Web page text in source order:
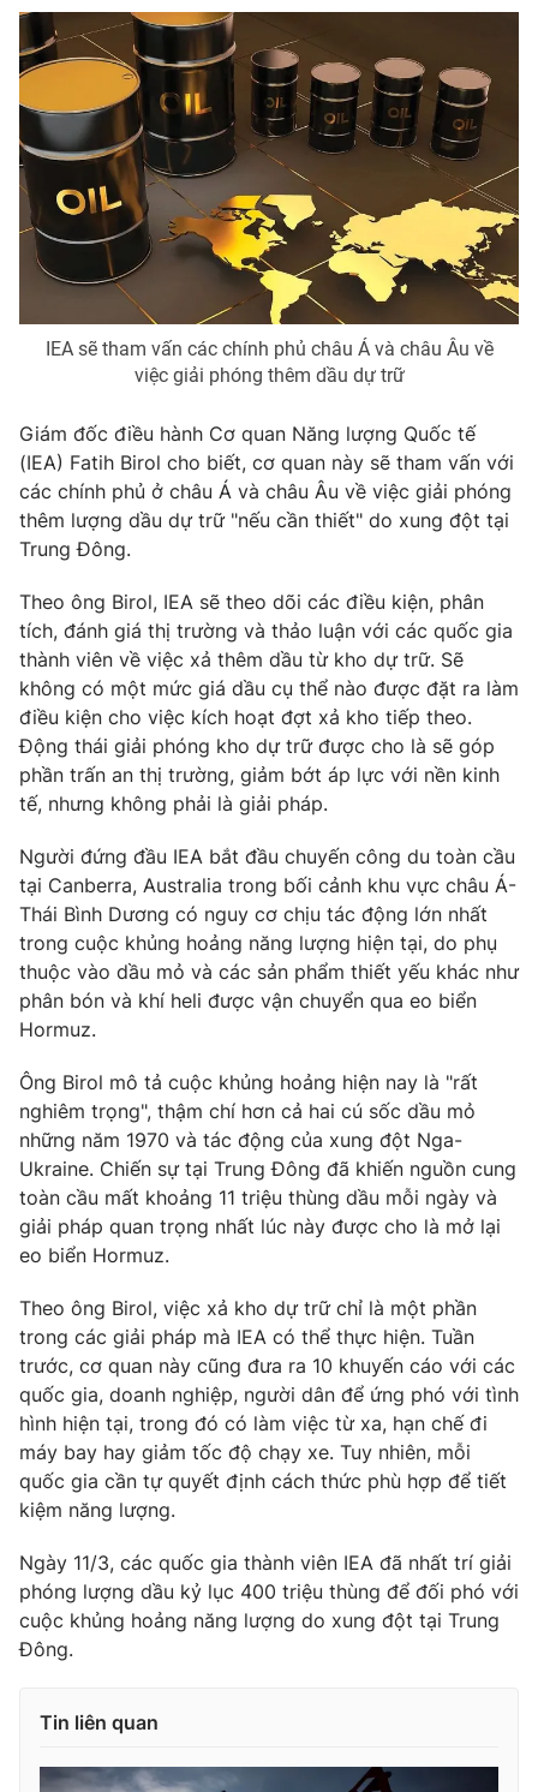
Thế giới đó đây
Câu chuyện quốc tế
Tài chính
Góc doanh nghiệp
Dữ liệu và đời sống
Truyền hình
Phim VTV
Hậu trường
Nhân vật
Khán giả
Giải trí
Điện ảnh
Sao
Đời sống
Du lịch
Chất lượng cuộc sống
Giáo dục
Học trực tuyến
Hitech Công nghệ tương lai
Sản phẩm
Thị trường
Tư vấn
Giao lưu trực tuyến
Lịch phát sóng
Chuyên mục khác
Emagazine Podcast
Photo Infographic
VTV Money VTV Thể thao
VTV Sức khoẻ Bất động sản
Thị trường 24h
VTV4 Vươn mình bằng AI
VTV9 VTV8
Liên hệ tòa soạn English
THỜI BÁO VTV
Theo dõi báo trên
Cơ quan chủ quản:Đài Truyền hình Việt Nam
Cơ quan báo chí:Thời báo VTV
Giấy phép hoạt động báo in và báo điện tử số 483/GP-BTTTT
cấp ngày 29/12/2023
Phó Tổng Biên tập:
Nguyễn Trọng Ninh
Tổng đài VTV:024.38 355 931 - 024.38 355 932
IEA sẽ tham vấn các chính phủ châu Á và châu Âu về
việc giải phóng thêm dầu dự trữ
Giám đốc điều hành Cơ quan Năng lượng Quốc tế
(IEA) Fatih Birol cho biết, cơ quan này sẽ tham vấn với
các chính phủ ở châu Á và châu Âu về việc giải phóng
thêm lượng dầu dự trữ "nếu cần thiết" do xung đột tại
Trung Đông.
Theo ông Birol, IEA sẽ theo dõi các điều kiện, phân
tích, đánh giá thị trường và thảo luận với các quốc gia
thành viên về việc xả thêm dầu từ kho dự trữ. Sẽ
không có một mức giá dầu cụ thể nào được đặt ra làm
điều kiện cho việc kích hoạt đợt xả kho tiếp theo.
Động thái giải phóng kho dự trữ được cho là sẽ góp
phần trấn an thị trường, giảm bớt áp lực với nền kinh
tế, nhưng không phải là giải pháp.
Người đứng đầu IEA bắt đầu chuyến công du toàn cầu
tại Canberra, Australia trong bối cảnh khu vực châu Á-
Thái Bình Dương có nguy cơ chịu tác động lớn nhất
trong cuộc khủng hoảng năng lượng hiện tại, do phụ
thuộc vào dầu mỏ và các sản phẩm thiết yếu khác như
phân bón và khí heli được vận chuyển qua eo biển
Hormuz.
Ông Birol mô tả cuộc khủng hoảng hiện nay là "rất
nghiêm trọng", thậm chí hơn cả hai cú sốc dầu mỏ
những năm 1970 và tác động của xung đột Nga-
Ukraine. Chiến sự tại Trung Đông đã khiến nguồn cung
toàn cầu mất khoảng 11 triệu thùng dầu mỗi ngày và
giải pháp quan trọng nhất lúc này được cho là mở lại
eo biển Hormuz.
Theo ông Birol, việc xả kho dự trữ chỉ là một phần
trong các giải pháp mà IEA có thể thực hiện. Tuần
trước, cơ quan này cũng đưa ra 10 khuyến cáo với các
quốc gia, doanh nghiệp, người dân để ứng phó với tình
hình hiện tại, trong đó có làm việc từ xa, hạn chế đi
máy bay hay giảm tốc độ chạy xe. Tuy nhiên, mỗi
quốc gia cần tự quyết định cách thức phù hợp để tiết
kiệm năng lượng.
Ngày 11/3, các quốc gia thành viên IEA đã nhất trí giải
phóng lượng dầu kỷ lục 400 triệu thùng để đối phó với
cuộc khủng hoảng năng lượng do xung đột tại Trung
Đông.
Tin liên quan